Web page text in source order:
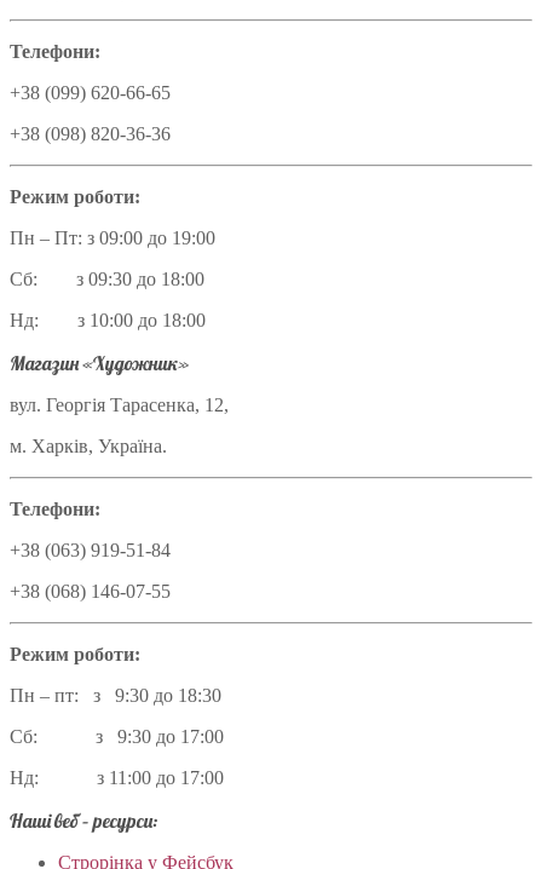
Телефони:
+38 (099) 620-66-65
+38 (098) 820-36-36
Режим роботи:
Пн – Пт: з 09:00 до 19:00
Сб: з 09:30 до 18:00
Нд: з 10:00 до 18:00
Магазин «Художник»
вул. Георгія Тарасенка, 12,
м. Харків, Україна.
Телефони:
+38 (063) 919-51-84
+38 (068) 146-07-55
Режим роботи:
Пн – пт: з 9:30 до 18:30
Сб: з 9:30 до 17:00
Нд: з 11:00 до 17:00
Наші веб – ресурси:
Строрінка у Фейсбук